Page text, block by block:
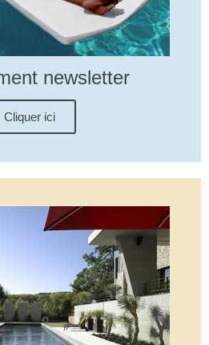
newsletter
Cliquer ici